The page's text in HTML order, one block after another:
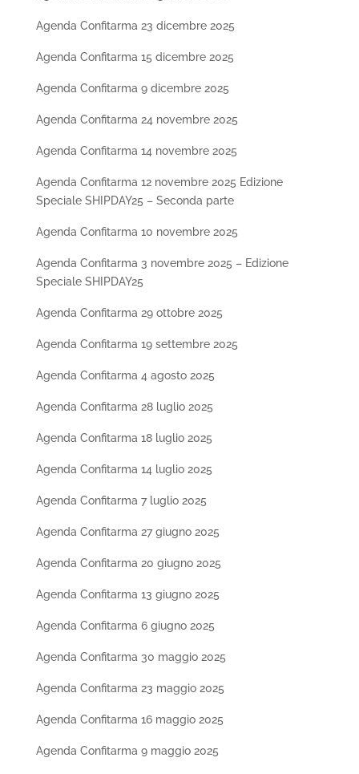
Agenda Confitarma 23 dicembre 2025
Agenda Confitarma 15 dicembre 2025
Agenda Confitarma 9 dicembre 2025
Agenda Confitarma 24 novembre 2025
Agenda Confitarma 14 novembre 2025
Agenda Confitarma 12 novembre 2025 Edizione
Speciale SHIPDAY25 – Seconda parte
Agenda Confitarma 10 novembre 2025
Agenda Confitarma 3 novembre 2025 – Edizione
Speciale SHIPDAY25
Agenda Confitarma 29 ottobre 2025
Agenda Confitarma 19 settembre 2025
Agenda Confitarma 4 agosto 2025
Agenda Confitarma 28 luglio 2025
Agenda Confitarma 18 luglio 2025
Agenda Confitarma 14 luglio 2025
Agenda Confitarma 7 luglio 2025
Agenda Confitarma 27 giugno 2025
Agenda Confitarma 20 giugno 2025
Agenda Confitarma 13 giugno 2025
Agenda Confitarma 6 giugno 2025
Agenda Confitarma 30 maggio 2025
Agenda Confitarma 23 maggio 2025
Agenda Confitarma 16 maggio 2025
Agenda Confitarma 9 maggio 2025